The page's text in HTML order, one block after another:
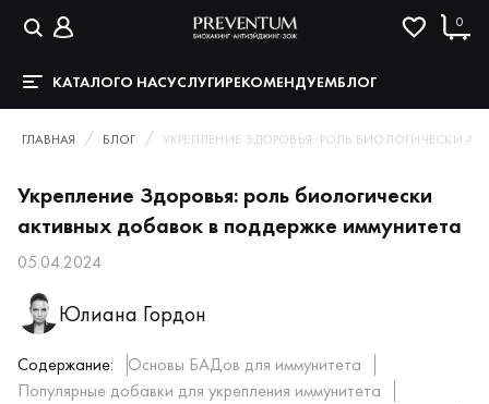
0
КАТАЛОГО НАСУСЛУГИРЕКОМЕНДУЕМБЛОГ
ГЛАВНАЯ БЛОГ УКРЕПЛЕНИЕ ЗДОРОВЬЯ: РОЛЬ БИОЛОГИЧЕСКИ
Укрепление Здоровья: роль биологически
активных добавок в поддержке иммунитета
05.04.2024
Юлиана Гордон
Содержание:
Основы БАДов для иммунитета
Популярные добавки для укрепления иммунитета